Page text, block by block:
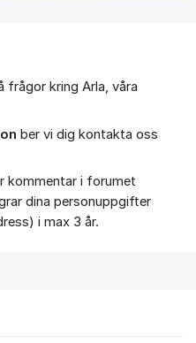
frågor kring Arla, våra
ber vi dig kontakta oss
kommentar i forumet
dina personuppgifter
i max 3 år.